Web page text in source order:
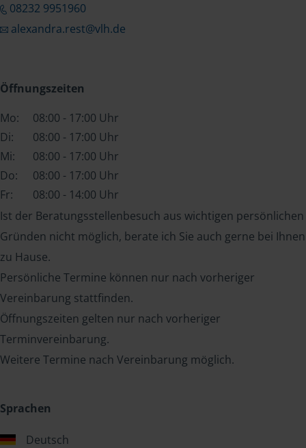
08232 9951960
alexandra.rest@vlh.de
Öffnungszeiten
Mo:
08:00 - 17:00 Uhr
Di:
08:00 - 17:00 Uhr
Mi:
08:00 - 17:00 Uhr
Do:
08:00 - 17:00 Uhr
Fr:
08:00 - 14:00 Uhr
Ist der Beratungsstellenbesuch aus wichtigen persönlichen
Gründen nicht möglich, berate ich Sie auch gerne bei Ihnen
zu Hause.
Persönliche Termine können nur nach vorheriger
Vereinbarung stattfinden.
Öffnungszeiten gelten nur nach vorheriger
Terminvereinbarung.
Weitere Termine nach Vereinbarung möglich.
Sprachen
Deutsch